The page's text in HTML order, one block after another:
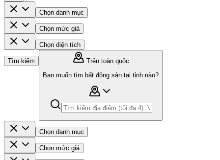
Chọn danh mục
Chọn mức giá
Chọn diện tích
Tìm kiếm
Trên toàn quốc
Bạn muốn tìm bất động sản tại tỉnh nào?
Chọn danh mục
Chọn mức giá